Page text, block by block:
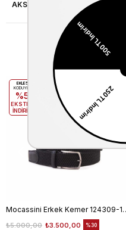
AKSESUAR ONARIMI
Mocassini
₺3.500,00
₺5.000,00 %30
EKLE5
KODUYLA
%5
EKSTRA
İNDİRİM